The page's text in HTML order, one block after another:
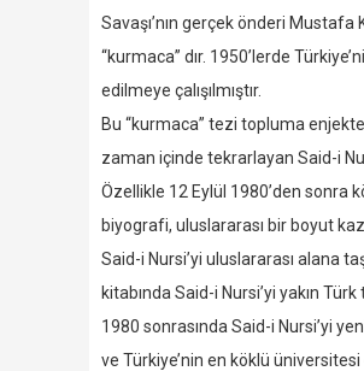
Savaşı’nın gerçek önderi
“kurmaca” dır. 1950’lerde
edilmeye çalışılmıştır.
Bu “kurmaca” tezi topluma
zaman içinde tekrarlayan Said-i
Özellikle 12 Eylül 1980’den sonra
biyografi, uluslararası bir boyut
Said-i Nursi’yi uluslararası alana
kitabında Said-i Nursi’yi yakın
1980 sonrasında Said-i Nursi’yi
ve Türkiye’nin en köklü